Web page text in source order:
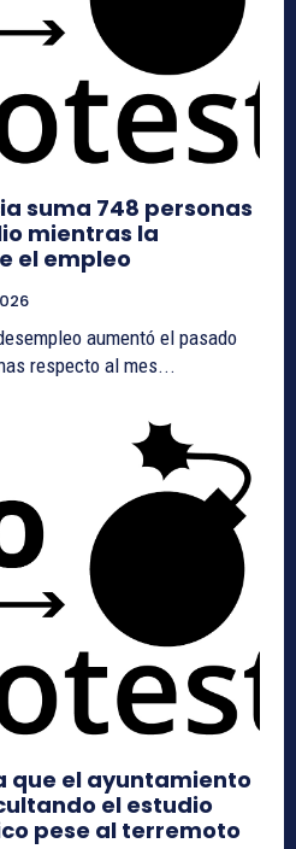
suma 748 personas
mientras la
el empleo
aumentó el pasado
respecto al mes...
que el ayuntamiento
el estudio
pese al terremoto